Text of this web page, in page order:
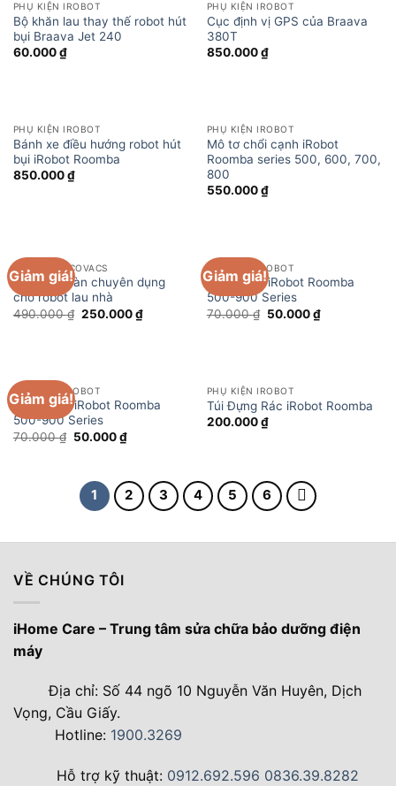
PHỤ KIỆN IROBOT
Bộ khăn lau thay thế robot hút
bụi Braava Jet 240
60.000₫
PHỤ KIỆN IROBOT
Cục định vị GPS của Braava
380T
850.000₫
PHỤ KIỆN IROBOT
Bánh xe điều hướng robot hút
bụi iRobot Roomba
850.000₫
PHỤ KIỆN IROBOT
Mô tơ chổi cạnh iRobot
Roomba series 500, 600, 700,
800
550.000₫
Giảm giá!
PHỤ KIỆN ECOVACS
Nước lau sàn chuyên dụng
cho robot lau nhà
490.000₫ Giá
250.000₫Giá
hiện
Giảm giá!
PHỤ KIỆN IROBOT
Chổi cạnh iRobot Roomba
500-900 Series
70.000₫ Giá
50.000₫Giá
hiện
Giảm giá!
PHỤ KIỆN IROBOT
Chổi cạnh iRobot Roomba
500-900 Series
70.000₫ Giá
50.000₫Giá
hiện
50.000 ₫.
PHỤ KIỆN IROBOT
Túi Đựng Rác iRobot Roomba
200.000₫
1 2 3 4 5 6
VỀ CHÚNG TÔI
iHome Care – Trung tâm sửa chữa bảo dưỡng điện
máy
Địa chỉ: Số 44 ngõ 10 Nguyễn Văn Huyên, Dịch
Vọng, Cầu Giấy.
Hotline: 1900.3269
Hỗ trợ kỹ thuật: 0912.692.596 0836.39.8282